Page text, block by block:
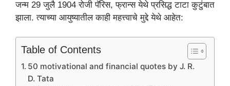
जन्म 29 जुलै 1904 रोजी पॅरिस, फ्रान्स येथे प्रसिद्ध टाटा कुटुंबात
झाला. त्याच्या आयुष्यातील काही महत्त्वाचे मुद्दे येथे आहेत:
Table of Contents
50 motivational and financial quotes by J. R.
D. Tata